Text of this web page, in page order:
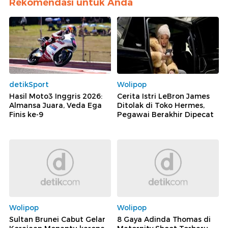
Rekomendasi untuk Anda
detikSport
Hasil Moto3 Inggris 2026:
Almansa Juara, Veda Ega
Finis ke-9
Wolipop
Cerita Istri LeBron James
Ditolak di Toko Hermes,
Pegawai Berakhir Dipecat
Wolipop
Sultan Brunei Cabut Gelar
Wolipop
8 Gaya Adinda Thomas di